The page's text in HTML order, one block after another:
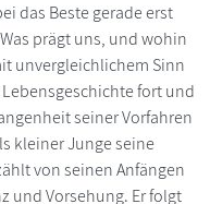
das Beste gerade erst
prägt uns, und wohin
unvergleichlichem Sinn
fort und
seiner Vorfahren
kleiner Junge seine
von seinen Anfängen
und Vorsehung. Er folgt